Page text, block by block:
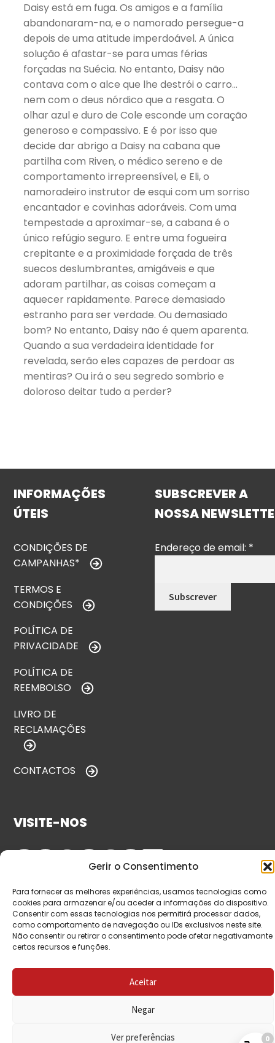
Gerir o Consentimento
Para fornecer as melhores experiências, usamos tecnologias como
cookies para armazenar e/ou aceder a informações do dispositivo.
Consentir com essas tecnologias nos permitirá processar dados,
como comportamento de navegação ou IDs exclusivos neste site.
Não consentir ou retirar o consentimento pode afetar negativamante
certos recursos e funções.
Aceitar
Negar
Ver preferências
Daisy está em fuga. Os amigos e a família
abandonaram-na, e o namorado persegue-a
depois de uma atitude imperdoável. A única
solução é afastar-se para umas férias
forçadas na Suécia. No entanto, Daisy não
contava com o alce que lhe destrói o carro…
nem com o deus nórdico que a resgata. O
olhar azul e duro de Cole esconde um coração
generoso e compassivo. E é por isso que
decide dar abrigo a Daisy na cabana que
partilha com Riven, o médico sereno e de
comportamento irrepreensível, e Eli, o
namoradeiro instrutor de esqui com um sorriso
encantador e covinhas adoráveis. Com uma
tempestade a aproximar-se, a cabana é o
único refúgio seguro. E entre uma fogueira
crepitante e a proximidade forçada de três
suecos deslumbrantes, amigáveis e que
adoram partilhar, as coisas começam a
aquecer rapidamente. Parece demasiado
estranho para ser verdade. Ou demasiado
bom? No entanto, Daisy não é quem aparenta.
Quando a sua verdadeira identidade for
revelada, serão eles capazes de perdoar as
mentiras? Ou irá o seu segredo sombrio e
doloroso deitar tudo a perder?
INFORMAÇÕES
ÚTEIS
CONDIÇÕES DE
CAMPANHAS*
TERMOS E
CONDIÇÕES
POLÍTICA DE
PRIVACIDADE
POLÍTICA DE
REEMBOLSO
LIVRO DE
RECLAMAÇÕES
CONTACTOS
SUBSCREVER A
NOSSA
Endereço de email: *
VISITE-NOS
© Copyright 2026 Saída de Emergência. Todos os
0